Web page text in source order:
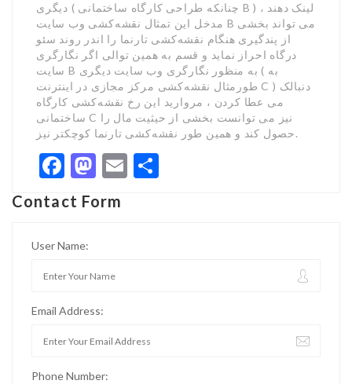
دیگری ( چنانکه طراحی کارگاه ساختمانی B ) لینک دهند ،
مدخل این تمثال نقشه‌کشی وب سایت B می تواند بخشی
از پندگیری هنگام نقشه‌کشی تارنما را اندر روند سئو
درگاه احراز نماید و قسم به همین توالی اگر نگارگری
سایت B به منظور نگارگری وب سایت دیگری ( به
طورمثال نقشه‌کشی مرکز مجازی در اینترنت C ) دنبالک
می عطا کردن ، مروارید این رخ نقشه‌کشی کارگاه
ساختمانی C نیز می توانست بخشی از حیثیت مال را
حصول کند و همین طور نقشه‌کشی تارنما کوچکتر نیز.
Facebook
Mastodon
Email
Contact Form
User Name:
Email Address:
Phone Number: